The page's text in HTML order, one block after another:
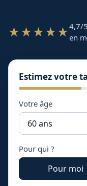
★★★★★4,7/
en
Estimez votre
Votre âge
Pour qui ?
Pour moi